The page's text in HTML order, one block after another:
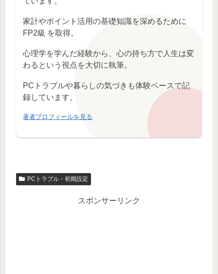
家計やポイント活用の基礎知識を深めるために
FP2級 を取得。
心理学を学んだ経験から、心の持ち方で人生は変
わるという視点を大切に執筆。
PCトラブルや暮らしの気づきも体験ベースで記
録しています。
著者プロフィールを見る
PCトラブル・初期設定
スポンサーリンク